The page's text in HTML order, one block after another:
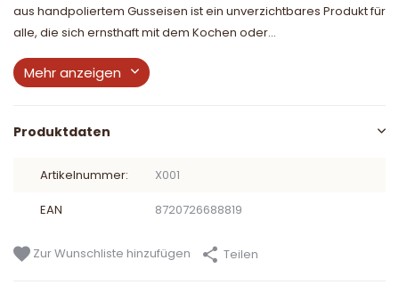
aus handpoliertem Gusseisen ist ein unverzichtbares Produkt für
alle, die sich ernsthaft mit dem Kochen oder...
Mehr anzeigen
Produktdaten
Artikelnummer: X001
EAN 8720726688819
Zur Wunschliste hinzufügen Teilen